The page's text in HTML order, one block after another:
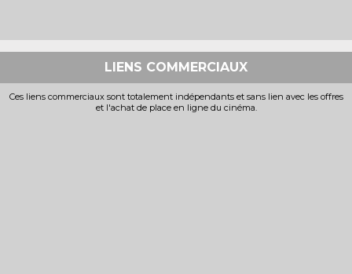
LIENS COMMERCIAUX
Ces liens commerciaux sont totalement indépendants et sans lien avec les offres
et l'achat de place en ligne du cinéma.